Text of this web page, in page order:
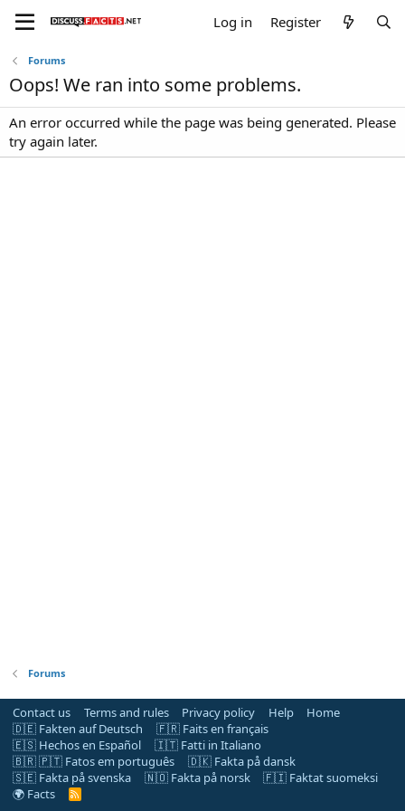
Log in Register
Forums
Oops! We ran into some problems.
An error occurred while the page was being generated. Please
try again later.
Forums
Contact us Terms and rules Privacy policy Help
Home
🇩🇪 Fakten auf Deutsch
🇫🇷 Faits en français
🇪🇸 Hechos en Español
🇮🇹 Fatti in Italiano
🇧🇷 🇵🇹 Fatos em português
🇩🇰 Fakta på dansk
🇸🇪 Fakta på svenska
🇳🇴 Fakta på norsk
🇫🇮 Faktat suomeksi
🌍 Facts
R